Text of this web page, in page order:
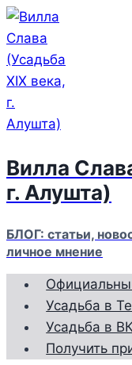
Перейти
к
содержимому
Вилла
г. Алушта)
БЛОГ: статьи,
личное мнение
Усадьба в
Усадьба в
Получить